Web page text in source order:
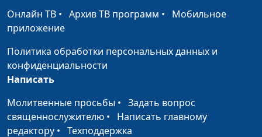
Онлайн ТВ • Архив ТВ программ • Мобильное
приложение
Политика обработки персональных данных и
конфиденциальности
Написать
Молитвенные просьбы • Задать вопрос
священнослужителю • Написать главному
редактору • Техподдержка